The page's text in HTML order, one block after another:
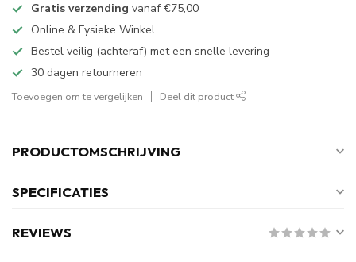
Gratis verzending vanaf€75,00
Online & Fysieke Winkel
Bestel veilig (achteraf) met een snelle levering
30 dagen retourneren
Toevoegen om te vergelijken Deel dit product
PRODUCTOMSCHRIJVING
SPECIFICATIES
REVIEWS